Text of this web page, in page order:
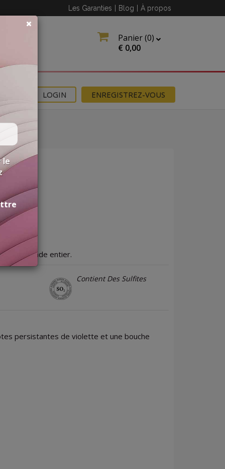
Les Garanties Blog À propos
Panier (0)
€ 0,00
ENREGISTREZ-VOUS
LOGIN
le monde entier.
Contient Des Sulfites
persistantes de violette et une bouche
le